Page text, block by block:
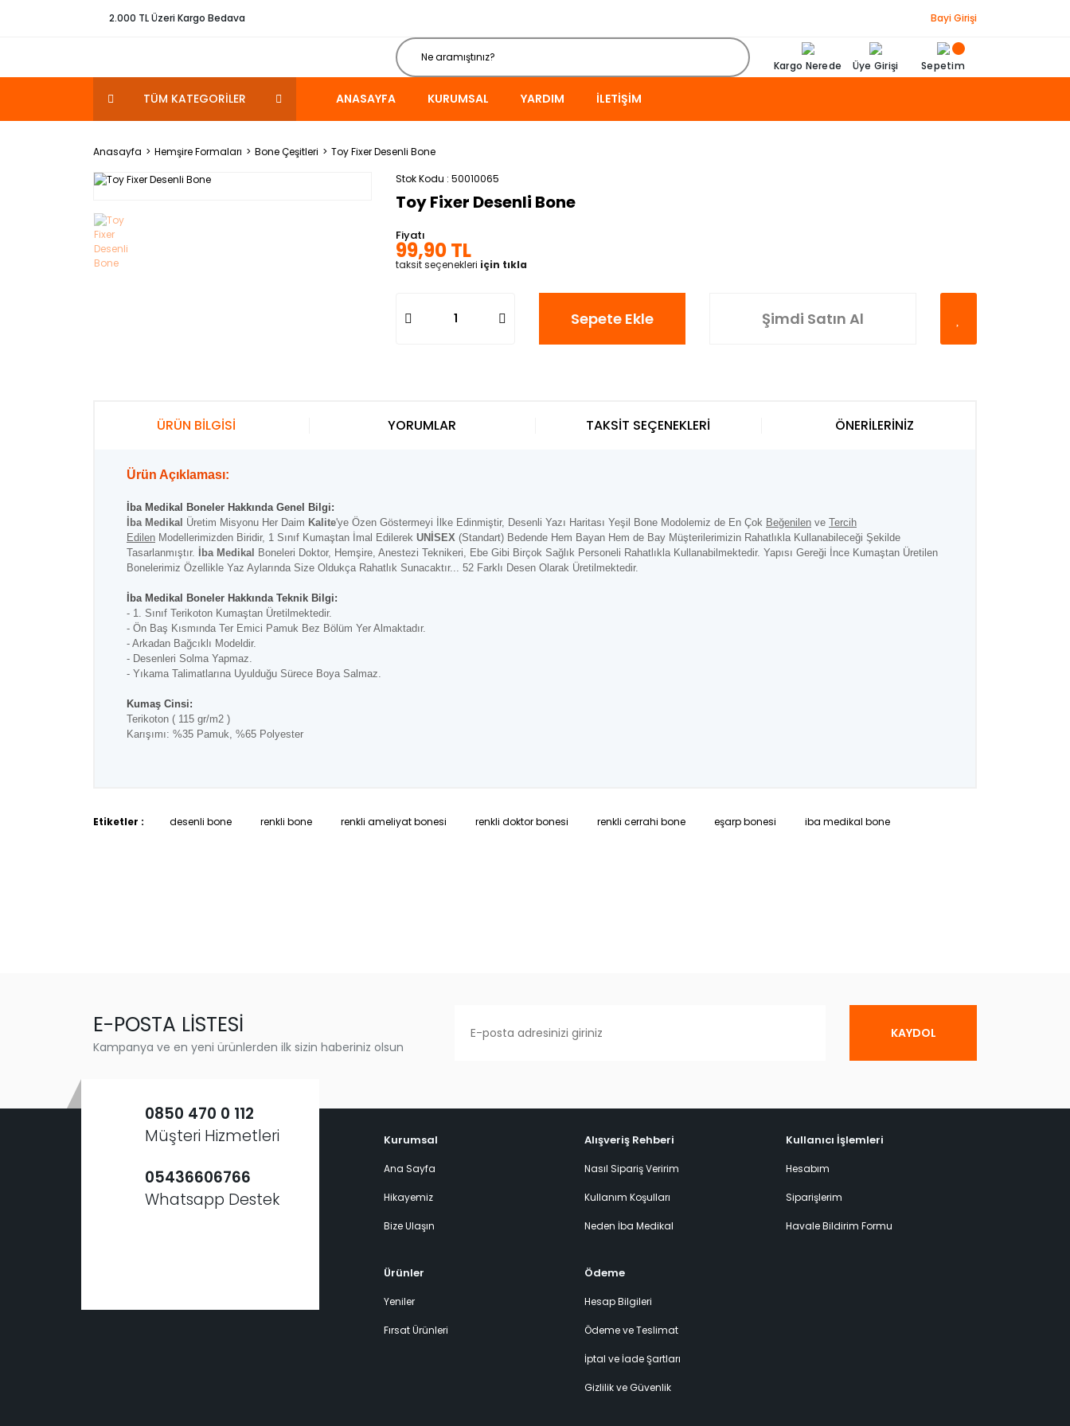
2.000 TL Üzeri Kargo Bedava Bayi Girişi
Kargo Nerede Üye Girişi Sepetim
TÜM KATEGORİLER ANASAYFA KURUMSAL YARDIM İLETIŞIM
Anasayfa Hemşire Formaları Bone Çeşitleri
Toy Fixer Desenli Bone
Stok Kodu 50010065
Toy Fixer Desenli Bone
Fiyatı
99,90 TL
taksit seçenekleri için tıkla
Sepete Ekle Şimdi Satın Al
ÜRÜN BİLGİSİ
Ürün Açıklaması:
İba Medikal Boneler Hakkında Genel Bilgi:
İba Medikal Üretim Misyonu Her Daim Kalite'ye Özen Göstermeyi İlke Edinmiştir, Desenli Yazı Haritası Yeşil Bone Modolemiz de En Çok Beğenilen ve Tercih
Edilen Modellerimizden Biridir, 1 Sınıf Kumaştan İmal Edilerek UNİSEX (Standart) Bedende Hem Bayan Hem de Bay Müşterilerimizin Rahatlıkla Kullanabileceği Şekilde
Tasarlanmıştır.
İba Medikal Boneleri Doktor, Hemşire, Anestezi Teknikeri, Ebe Gibi Birçok Sağlık Personeli Rahatlıkla Kullanabilmektedir. Yapısı Gereği İnce Kumaştan Üretilen
Bonelerimiz Özellikle Yaz Aylarında Size Oldukça Rahatlık Sunacaktır... 52 Farklı Desen Olarak Üretilmektedir.
İba Medikal Boneler Hakkında Teknik Bilgi:
- 1. Sınıf Terikoton Kumaştan Üretilmektedir.
- Ön Baş Kısmında Ter Emici Pamuk Bez Bölüm Yer Almaktadır.
- Arkadan Bağcıklı Modeldir.
- Desenleri Solma Yapmaz.
- Yıkama Talimatlarına Uyulduğu Sürece Boya Salmaz.
Kumaş Cinsi:
Terikoton ( 115 gr/m2 )
Karışımı: %35 Pamuk, %65 Polyester
YORUMLAR TAKSİT SEÇENEKLERİ ÖNERİLERİNİZ
Etiketler : desenli bone renkli bone renkli ameliyat bonesi renkli doktor bonesi renkli cerrahi bone eşarp bonesi iba medikal bone
E-POSTA LİSTESİ
Kampanya ve en yeni ürünlerden ilk sizin haberiniz olsun
KAYDOL
0850 470 0 112
Müşteri Hizmetleri
05436606766
Whatsapp Destek
Kurumsal
Ana Sayfa
Hikayemiz
Bize Ulaşın
Alışveriş Rehberi
Nasıl Sipariş Veririm
Kullanım Koşulları
Neden İba Medikal
Ürünler
Yeniler
Fırsat Ürünleri
Ödeme
Hesap Bilgileri
Ödeme ve Teslimat
İptal ve İade Şartları
Gizlilik ve Güvenlik
Kullanıcı İşlemleri
Hesabım
Siparişlerim
Havale Bildirim Formu